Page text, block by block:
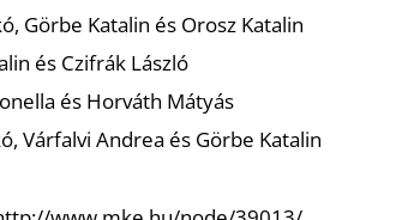
Görbe Katalin és Orosz Katalin
és Czifrák László
és Horváth Mátyás
Várfalvi Andrea és Görbe Katalin